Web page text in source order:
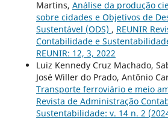
Martins, Análise da produção
sobre cidades e Objetivos de
Sustentável (ODS) , REUNIR
Contabilidade e
REUNIR: 12, 3, 2022
Luiz Kennedy Cruz Machado,
José Willer do Prado, Antônio
Transporte ferroviário e meio
Revista de Administração
Sustentabilidade: v. 14 n. 2